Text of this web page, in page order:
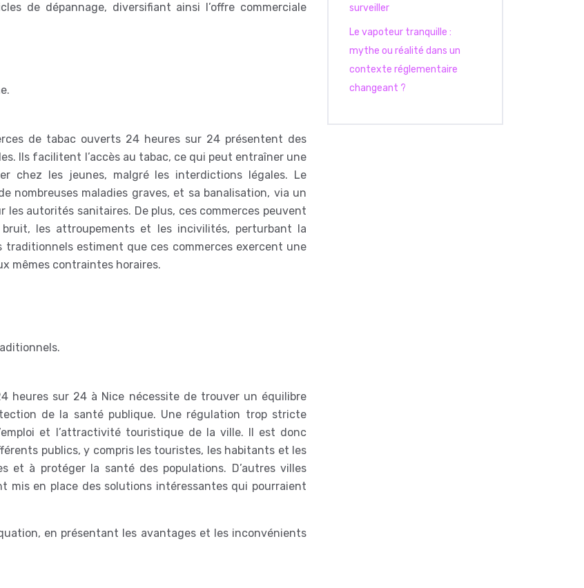
de dépannage, diversifiant ainsi l’offre commerciale
de tabac ouverts 24 heures sur 24 présentent des
Ils facilitent l’accès au tabac, ce qui peut entraîner une
chez les jeunes, malgré les interdictions légales. Le
nombreuses maladies graves, et sa banalisation, via un
autorités sanitaires. De plus, ces commerces peuvent
les attroupements et les incivilités, perturbant la
estiment que ces commerces exercent une
mêmes contraintes horaires.
heures sur 24 à Nice nécessite de trouver un équilibre
de la santé publique. Une régulation trop stricte
et l’attractivité touristique de la ville. Il est donc
publics, y compris les touristes, les habitants et les
à protéger la santé des populations. D’autres villes
mis en place des solutions intéressantes qui pourraient
en présentant les avantages et les inconvénients
surveiller
Le vapoteur tranquille :
mythe ou réalité dans un
contexte réglementaire
changeant ?